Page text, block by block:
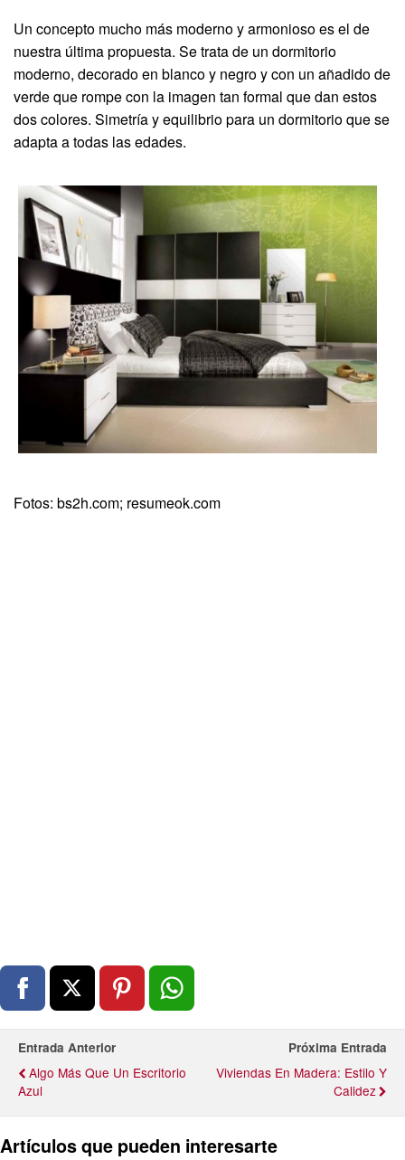
Un concepto mucho más moderno y armonioso es el de
nuestra última propuesta. Se trata de un dormitorio
moderno, decorado en blanco y negro y con un añadido de
verde que rompe con la imagen tan formal que dan estos
dos colores. Simetría y equilibrio para un dormitorio que se
adapta a todas las edades.
Fotos: bs2h.com; resumeok.com
Entrada Anterior
Algo Más Que Un Escritorio
Azul
Próxima Entrada
Viviendas En Madera: Estilo Y
Calidez
Artículos que pueden interesarte